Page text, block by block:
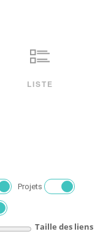
LISTE
Projets
Taille des liens